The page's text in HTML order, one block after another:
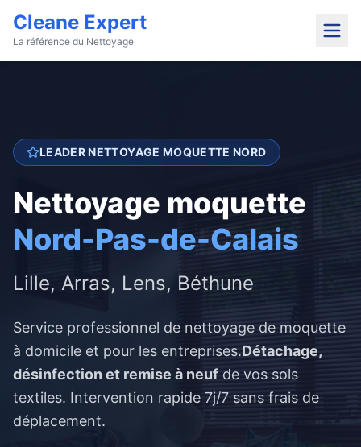
Cleane Expert
La référence du Nettoyage
LEADER NETTOYAGE MOQUETTE NORD
Nettoyage moquette
Nord-Pas-de-Calais
Lille, Arras, Lens, Béthune
Service professionnel de nettoyage de moquette
à domicile et pour les entreprises.Détachage,
désinfection et remise à neuf de vos sols
textiles. Intervention rapide 7j/7 sans frais de
déplacement.